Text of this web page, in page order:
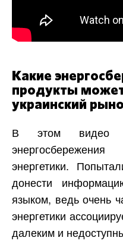
Какие
продукты
украинский
В этом видео
энергетики.
донести
языком, ведь очень
энергетики
далеким и